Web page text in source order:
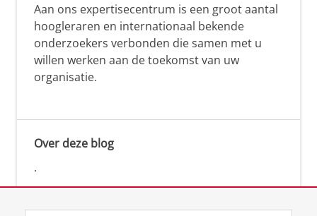
Aan ons expertisecentrum is een groot aantal
hoogleraren en internationaal bekende
onderzoekers verbonden die samen met u
willen werken aan de toekomst van uw
organisatie.
Over deze blog
.